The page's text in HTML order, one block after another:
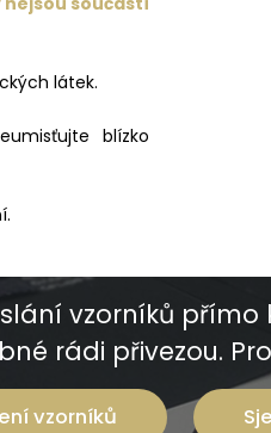
látek.
blízko
vzorníků
rádi přivezou.
vzorníků